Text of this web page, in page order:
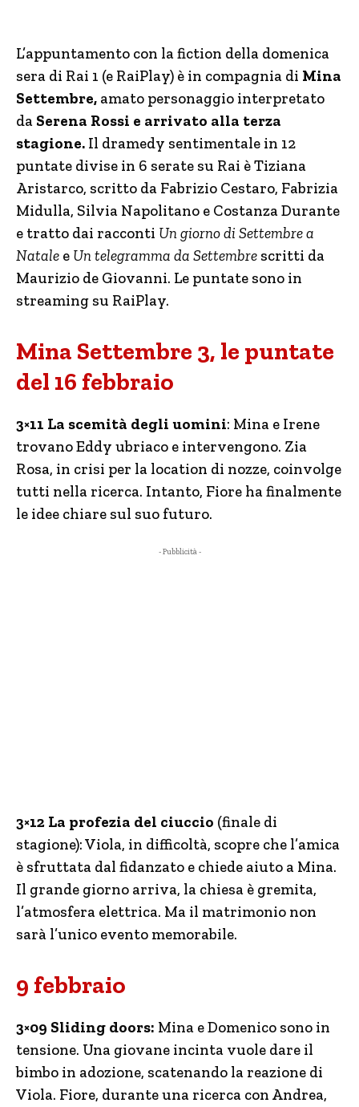
L’appuntamento con la fiction della domenica
sera di Rai 1 (e RaiPlay) è in compagnia di Mina
Settembre, amato personaggio interpretato
da Serena Rossi e arrivato alla terza
stagione. Il dramedy sentimentale in 12
puntate divise in 6 serate su Rai è Tiziana
Aristarco, scritto da Fabrizio Cestaro, Fabrizia
Midulla, Silvia Napolitano e Costanza Durante
e tratto dai racconti Un giorno di Settembre a
Natale e Un telegramma da Settembre scritti da
Maurizio de Giovanni. Le puntate sono in
streaming su RaiPlay.
Mina Settembre 3, le puntate
del 16 febbraio
3×11 La scemità degli uomini: Mina e Irene
trovano Eddy ubriaco e intervengono. Zia
Rosa, in crisi per la location di nozze, coinvolge
tutti nella ricerca. Intanto, Fiore ha finalmente
le idee chiare sul suo futuro.
- Pubblicità -
3×12 La profezia del ciuccio (finale di
stagione): Viola, in difficoltà, scopre che l’amica
è sfruttata dal fidanzato e chiede aiuto a Mina.
Il grande giorno arriva, la chiesa è gremita,
l’atmosfera elettrica. Ma il matrimonio non
sarà l’unico evento memorabile.
9 febbraio
3×09 Sliding doors: Mina e Domenico sono in
tensione. Una giovane incinta vuole dare il
bimbo in adozione, scatenando la reazione di
Viola. Fiore, durante una ricerca con Andrea,